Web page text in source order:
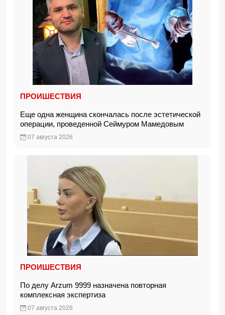
ПРОИШЕСТВИЯ
Еще одна женщина скончалась после эстетической
операции, проведенной Сеймуром Мамедовым
07 августа 2026
ПРОИШЕСТВИЯ
По делу Arzum 9999 назначена повторная
комплексная экспертиза
07 августа 2026